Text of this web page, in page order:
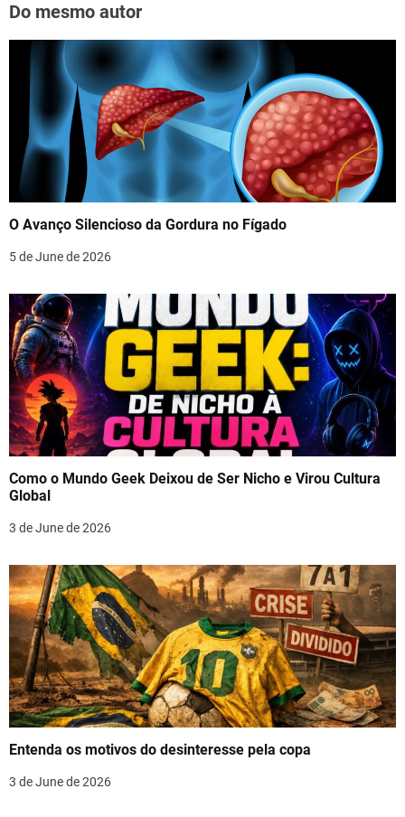
Do mesmo autor
O Avanço Silencioso da Gordura no Fígado
5 de June de 2026
Como o Mundo Geek Deixou de Ser Nicho e Virou Cultura
Global
3 de June de 2026
Entenda os motivos do desinteresse pela copa
3 de June de 2026